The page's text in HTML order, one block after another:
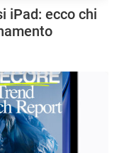
iPad: ecco chi